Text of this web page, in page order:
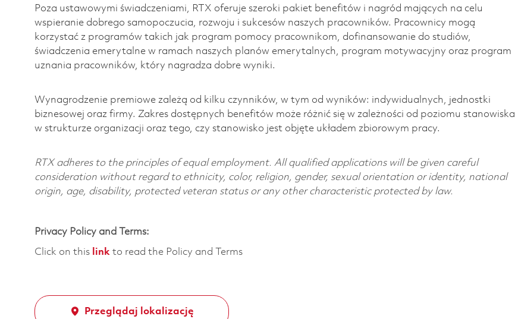
Poza ustawowymi świadczeniami, RTX oferuje szeroki pakiet benefitów i nagród mających na celu
wspieranie dobrego samopoczucia, rozwoju i sukcesów naszych pracowników. Pracownicy mogą
korzystać z programów takich jak program pomocy pracownikom, dofinansowanie do studiów,
świadczenia emerytalne w ramach naszych planów emerytalnych, program motywacyjny oraz program
uznania pracowników, który nagradza dobre wyniki.
Wynagrodzenie premiowe zależą od kilku czynników, w tym od wyników: indywidualnych, jednostki
biznesowej oraz firmy. Zakres dostępnych benefitów może różnić się w zależności od poziomu stanowiska
w strukturze organizacji oraz tego, czy stanowisko jest objęte układem zbiorowym pracy.
RTX adheres to the principles of equal employment. All qualified applications will be given careful
consideration without regard to ethnicity, color, religion, gender, sexual orientation or identity, national
origin, age, disability, protected veteran status or any other characteristic protected by law.
Privacy Policy and Terms:
Click on this link to read the Policy and Terms
Przeglądaj lokalizację